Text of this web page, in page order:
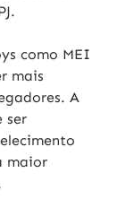
como MEI
mais
A
ser
maior